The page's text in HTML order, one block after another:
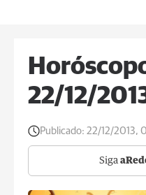
22/12/
Publicado: 22/12/2013,
Siga